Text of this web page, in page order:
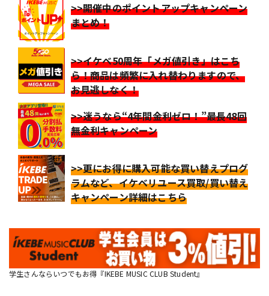
>>開催中のポイントアップキャンペーン
まとめ！
>>イケベ50周年「メガ値引き」はこち
ら！商品は頻繁に入れ替わりますので、
お見逃しなく！
>>迷うなら“4年間金利ゼロ！”最長48回
無金利キャンペーン
>>更にお得に購入可能な買い替えプログ
ラムなど、イケベリユース買取/買い替え
キャンペーン詳細はこちら
学生さんならいつでもお得『IKEBE MUSIC CLUB Student』